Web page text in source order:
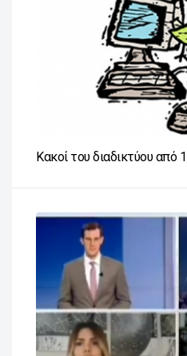
Κακοί του διαδικτύου από